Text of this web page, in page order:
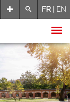
FR | EN